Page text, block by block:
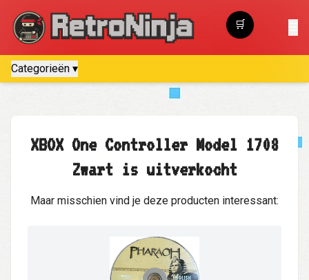
Categorieën ▾
🛒
Winkelwagen
XBOX One Controller Model 1708
Zwart is uitverkocht
Maar misschien vind je deze producten interessant: